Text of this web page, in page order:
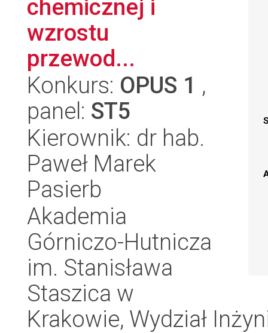
chemicznej i
wzrostu
przewod...
Konkurs: OPUS 1 ,
panel: ST5
Kierownik: dr hab.
Paweł Marek
Pasierb
Akademia
Górniczo-Hutnicza
im. Stanisława
Staszica w
Krakowie, Wydział